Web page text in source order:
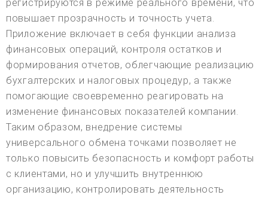
регистрируются в режиме реального времени, что
повышает прозрачность и точность учета.
Приложение включает в себя функции анализа
финансовых операций, контроля остатков и
формирования отчетов, облегчающие реализацию
бухгалтерских и налоговых процедур, а также
помогающие своевременно реагировать на
изменение финансовых показателей компании.
Таким образом, внедрение системы
универсального обмена точками позволяет не
только повысить безопасность и комфорт работы
с клиентами, но и улучшить внутреннюю
организацию, контролировать деятельность